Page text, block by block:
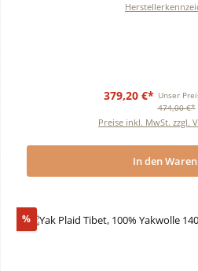
379,20 €* Unser
474,00 €*
Preise inkl. MwSt. zzgl.
In den
%Rabatt